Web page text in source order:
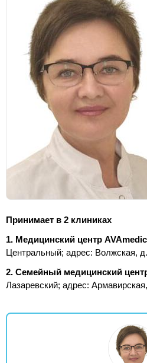
Принимает в 2 клиниках
1. Медицинский центр
Центральный; адрес: Волжская,
2. Семейный медицинский
Лазаревский; адрес: